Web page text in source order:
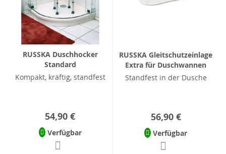
RUSSKA Duschhocker
Standard
Kompakt, kräftig, standfest
54,90 €
Verfügbar
RUSSKA Gleitschutzeinlage
Extra für Duschwannen
Standfest in der Dusche
56,90 €
Verfügbar